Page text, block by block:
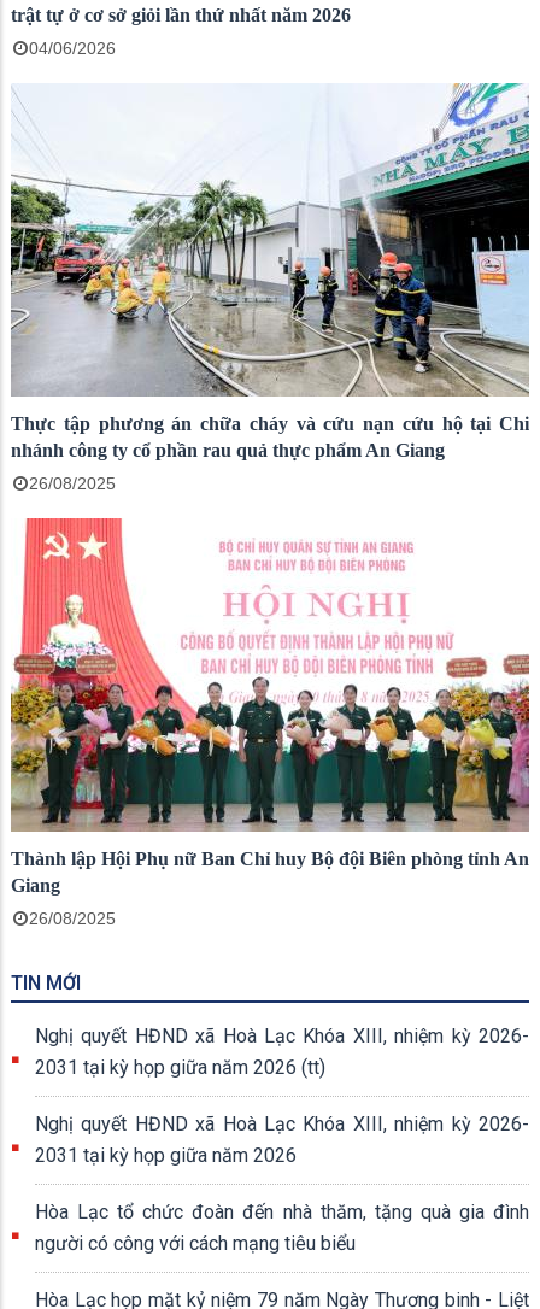
trật tự ở cơ sở giỏi lần thứ nhất năm 2026
04/06/2026
Thực tập phương án chữa cháy và cứu nạn cứu hộ tại Chi
nhánh công ty cổ phần rau quả thực phẩm An Giang
26/08/2025
Thành lập Hội Phụ nữ Ban Chỉ huy Bộ đội Biên phòng tỉnh An
Giang
26/08/2025
TIN MỚI
Nghị quyết HĐND xã Hoà Lạc Khóa XIII, nhiệm kỳ 2026-
2031 tại kỳ họp giữa năm 2026 (tt)
Nghị quyết HĐND xã Hoà Lạc Khóa XIII, nhiệm kỳ 2026-
2031 tại kỳ họp giữa năm 2026
Hòa Lạc tổ chức đoàn đến nhà thăm, tặng quà gia đình
người có công với cách mạng tiêu biểu
Hòa Lạc họp mặt kỷ niệm 79 năm Ngày Thương binh - Liệt